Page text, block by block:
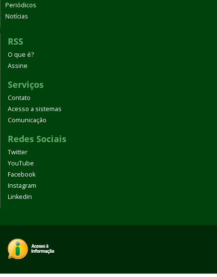
Periódicos
Notícias
RSS
O que é?
Assine
Serviços
Contato
Acesso a sistemas
Comunicação
Redes Sociais
Twitter
YouTube
Facebook
Instagram
Linkedin